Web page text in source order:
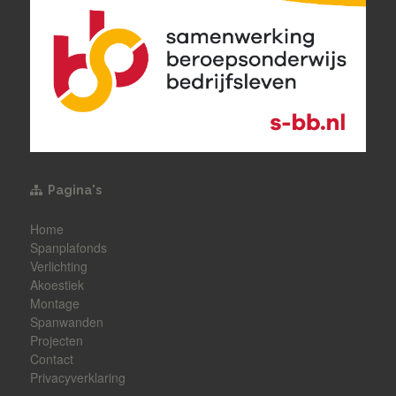
Pagina's
Home
Spanplafonds
Verlichting
Akoestiek
Montage
Spanwanden
Projecten
Contact
Privacyverklaring